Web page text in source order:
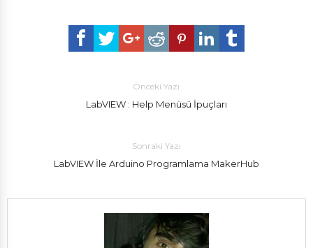
Önceki Yazı
LabVIEW : Help Menüsü İpuçları
Sonraki Yazı
LabVIEW İle Arduino Programlama MakerHub